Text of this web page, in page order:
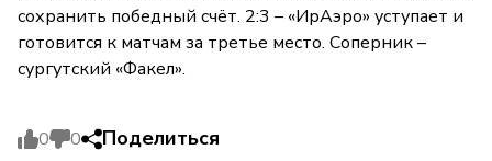
сохранить победный счёт. 2:3 – «ИрАэро» уступает и
готовится к матчам за третье место. Соперник –
сургутский «Факел».
0 0 Поделиться